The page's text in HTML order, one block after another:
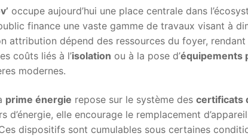
occupe aujourd’hui une place centrale dans
finance une vaste gamme de travaux visant à
attribution dépend des ressources du foyer,
coûts liés à l’isolation ou à la pose d’équipements
modernes.
prime énergie repose sur le système des certificats
d’énergie, elle encourage le remplacement
dispositifs sont cumulables sous certaines